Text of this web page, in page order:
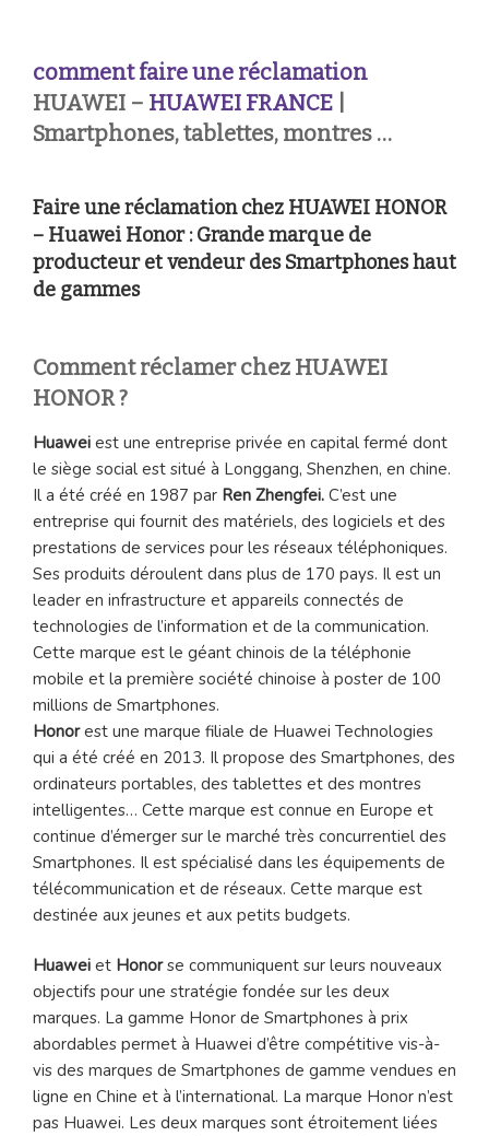
comment faire une réclamation
HUAWEI – HUAWEI FRANCE
Smartphones, tablettes, montres …
Faire une réclamation chez HUAWEI HONOR
– Huawei Honor : Grande marque de
producteur et vendeur des Smartphones haut
de gammes
Comment réclamer chez HUAWEI
HONOR ?
Huawei est une entreprise privée en capital fermé dont
le siège social est situé à Longgang, Shenzhen, en chine.
Il a été créé en 1987 par Ren Zhengfei. C’est une
entreprise qui fournit des matériels, des logiciels et des
prestations de services pour les réseaux téléphoniques.
Ses produits déroulent dans plus de 170 pays. Il est un
leader en infrastructure et appareils connectés de
technologies de l’information et de la communication.
Cette marque est le géant chinois de la téléphonie
mobile et la première société chinoise à poster de 100
millions de Smartphones.
Honorest une marque filiale de Huawei Technologies
qui a été créé en 2013. Il propose des Smartphones, des
ordinateurs portables, des tablettes et des montres
intelligentes… Cette marque est connue en Europe et
continue d’émerger sur le marché très concurrentiel des
Smartphones. Il est spécialisé dans les équipements de
télécommunication et de réseaux. Cette marque est
destinée aux jeunes et aux petits budgets.
Huawei et Honorse communiquent sur leurs nouveaux
objectifs pour une stratégie fondée sur les deux
marques. La gamme Honor de Smartphones à prix
abordables permet à Huawei d’être compétitive vis-à-
vis des marques de Smartphones de gamme vendues en
ligne en Chine et à l’international. La marque Honor n’est
pas Huawei. Les deux marques sont étroitement liées